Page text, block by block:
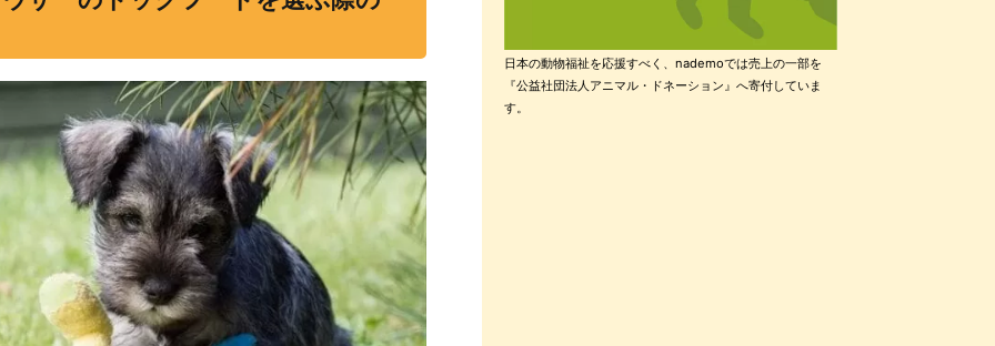
日本の動物福祉を応援すべく、nademoでは売上の一部を
『公益社団法人アニマル・ドネーション』へ寄付していま
す。